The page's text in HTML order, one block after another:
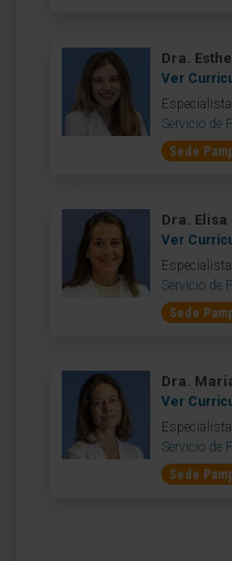
Dra.
Ver
Especialista
Servicio de
Sede
Dra.
Ver
Especialista
Servicio de
Sede
Dra.
Ver
Especialista
Servicio de
Sede